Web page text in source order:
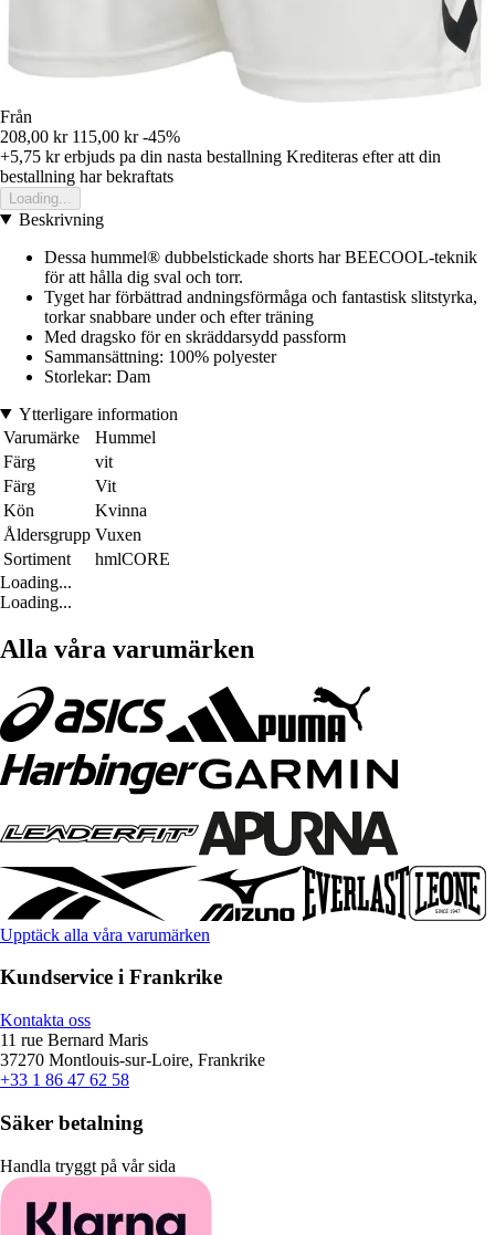
Från
208,00 kr 115,00 kr -45%
+5,75 krerbjuds pa din nasta bestallning Krediteras efter att din
bestallning har bekraftats
Loading...
Beskrivning
Dessa hummel® dubbelstickade shorts har BEECOOL-teknik
för att hålla dig sval och torr.
Tyget har förbättrad andningsförmåga och fantastisk slitstyrka,
torkar snabbare under och efter träning
Med dragsko för en skräddarsydd passform
Sammansättning: 100% polyester
Storlekar: Dam
Ytterligare information
Varumärke
Hummel
Färg
vit
Färg
Vit
Kön
Kvinna
Åldersgrupp Vuxen
Sortiment
hmlCORE
Loading...
Loading...
Alla våra varumärken
Upptäck alla våra varumärken
Kundservice i Frankrike
Kontakta oss
11 rue Bernard Maris
37270 Montlouis-sur-Loire, Frankrike
+33 1 86 47 62 58
Säker betalning
Handla tryggt på vår sida